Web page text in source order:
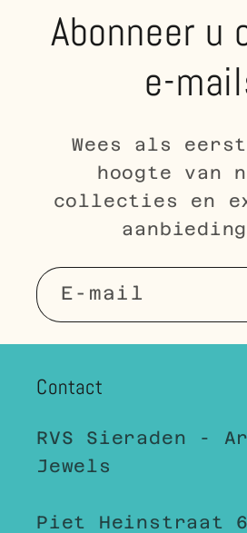
Abonneer u
e-
Wees als
hoogte van
collecties en
E‑mail
Contact
RVS Sieraden -
Jewels
Piet Heinstraat 6